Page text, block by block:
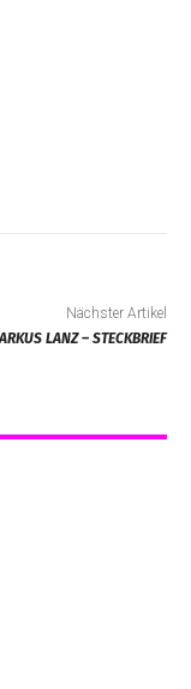
Nächster Artikel
LANZ – STECKBRIEF